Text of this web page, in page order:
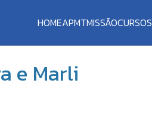
HOMEAPMTMISSÃOCURSOS
e Marli